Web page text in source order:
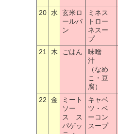
20 水
玄米ロ
ールパ
ン
ミネス
トロー
ネスー
プ
21
木 ごはん
味噌
汁
（なめ
こ・豆
腐）
22
金
ミート
ソー
ス ス
パゲッ
キャベ
ツ・ベ
ーコン
スープ